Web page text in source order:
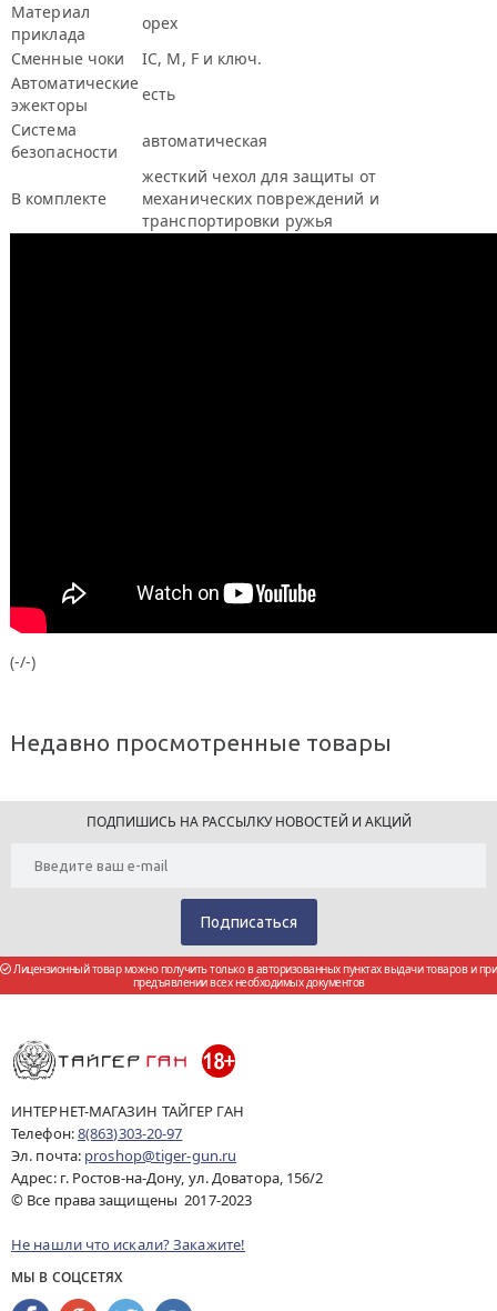
Материал
приклада
орех
Сменные чоки
IC, M, F и ключ.
Автоматические
эжекторы
есть
Система
безопасности
автоматическая
В комплекте
жесткий чехол для защиты от
механических повреждений и
транспортировки ружья
(-/-)
Недавно просмотренные товары
ПОДПИШИСЬ НА РАССЫЛКУ НОВОСТЕЙ И АКЦИЙ
Лицензионный товар можно получить только в авторизованных пунктах выдачи товаров и при
предъявлении всех необходимых документов
ИНТЕРНЕТ-МАГАЗИН ТАЙГЕР ГАН
Телефон:8(863)303-20-97
Эл. почта: proshop@tiger-gun.ru
Адрес: г. Ростов-на-Дону, ул. Доватора, 156/2
© Все права защищены 2017-2023
Не нашли что искали? Закажите!
МЫ В СОЦСЕТЯХ